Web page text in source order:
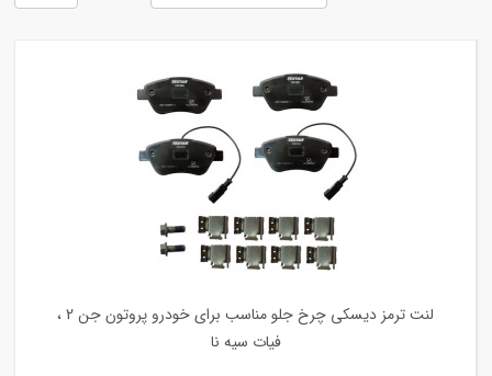
لنت ترمز دیسکی چرخ جلو مناسب برای خودرو پروتون جن 2 ،
فیات سیه نا